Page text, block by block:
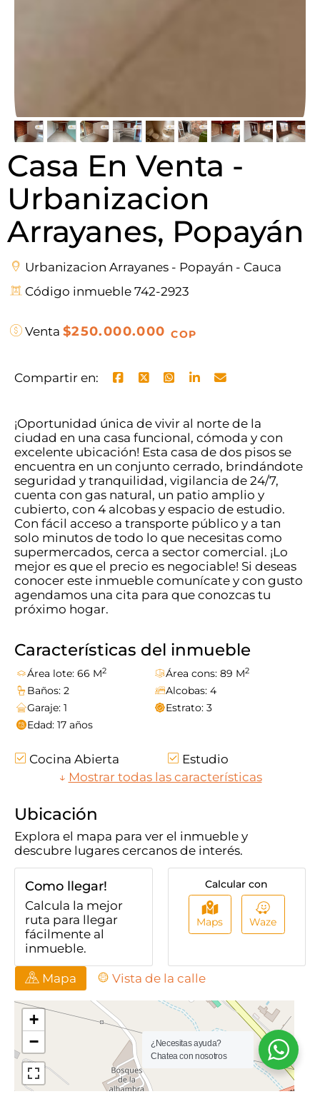
Casa En Venta -
Urbanizacion
Arrayanes, Popayán
Urbanizacion Arrayanes - Popayán - Cauca
Código inmueble 742-2923
Venta $250.000.000COP
Compartir en:
¡Oportunidad única de vivir al norte de la
ciudad en una casa funcional, cómoda y con
excelente ubicación! Esta casa de dos pisos se
encuentra en un conjunto cerrado, brindándote
seguridad y tranquilidad, vigilancia de 24/7,
cuenta con gas natural, un patio amplio y
cubierto, con 4 alcobas y espacio de estudio.
Con fácil acceso a transporte público y a tan
solo minutos de todo lo que necesitas como
supermercados, cerca a sector comercial. ¡Lo
mejor es que el precio es negociable! Si deseas
conocer este inmueble comunícate y con gusto
agendamos una cita para que conozcas tu
próximo hogar.
Características del inmueble
Área lote: 66 M2 Área cons: 89 M2
Baños: 2
Alcobas: 4
Garaje: 1
Estrato: 3
Edad: 17 años
Cocina Abierta
Estudio
En Zona Residencial
Zonas Verdes
Comercial
Estado Del
Inmueble Bueno
Conjunto Cerrado
Vigilancia 7 X 24
Trans. Público
Cercano
↓ Mostrar todas las características
Ubicación
Explora el mapa para ver el inmueble y
descubre lugares cercanos de interés.
Como llegar!
Calcula la mejor
ruta para llegar
fácilmente al
inmueble.
Calcular con
Maps Waze
Mapa Vista de la calle
¿Necesitas ayuda?
Chatea con nosotros